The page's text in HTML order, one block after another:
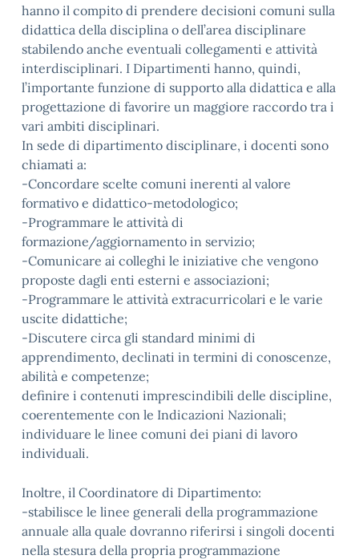
hanno il compito di prendere decisioni comuni sulla
didattica della disciplina o dell’area disciplinare
stabilendo anche eventuali collegamenti e attività
interdisciplinari. I Dipartimenti hanno, quindi,
l’importante funzione di supporto alla didattica e alla
progettazione di favorire un maggiore raccordo tra i
vari ambiti disciplinari.
In sede di dipartimento disciplinare, i docenti sono
chiamati a:
-Concordare scelte comuni inerenti al valore
formativo e didattico-metodologico;
-Programmare le attività di
formazione/aggiornamento in servizio;
-Comunicare ai colleghi le iniziative che vengono
proposte dagli enti esterni e associazioni;
-Programmare le attività extracurricolari e le varie
uscite didattiche;
-Discutere circa gli standard minimi di
apprendimento, declinati in termini di conoscenze,
abilità e competenze;
definire i contenuti imprescindibili delle discipline,
coerentemente con le Indicazioni Nazionali;
individuare le linee comuni dei piani di lavoro
individuali.
Inoltre, il Coordinatore di Dipartimento:
-stabilisce le linee generali della programmazione
annuale alla quale dovranno riferirsi i singoli docenti
nella stesura della propria programmazione